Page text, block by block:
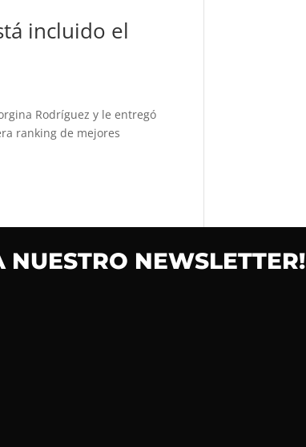
incluido el
Rodríguez y le entregó
ranking de mejores
NUESTRO NEWSLETTER!